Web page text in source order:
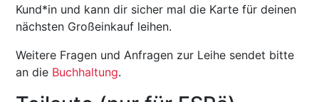
Kund*in und kann dir sicher mal die Karte für deinen
nächsten Großeinkauf leihen.
Weitere Fragen und Anfragen zur Leihe sendet bitte
an die Buchhaltung.